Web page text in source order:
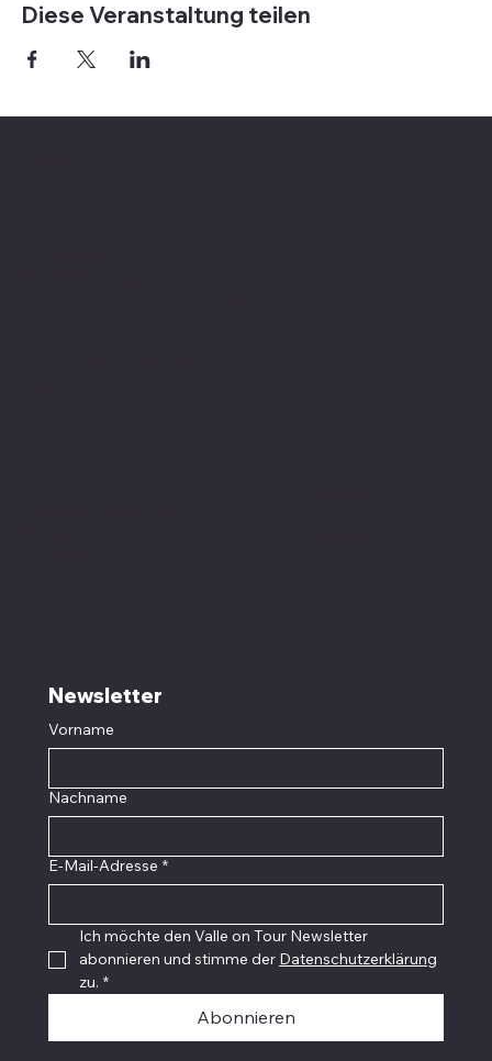
Diese Veranstaltung teilen
Newsletter
Vorname
Nachname
E-Mail-Adresse *
Ich möchte den Valle on Tour Newsletter
abonnieren und stimme der Datenschutzerklärung
zu. *
Abonnieren